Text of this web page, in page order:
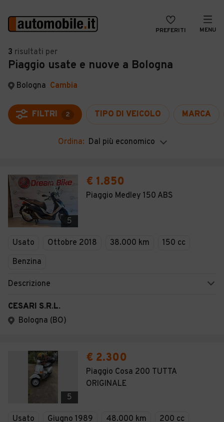
PREFERITI MENU
Auto
Auto usate
Auto Km 0
Auto Nuove
Noleggio a lungo termine
Moto
Camper
Veicoli Commerciali
VENDI
MAGAZINE
ACCEDI
3 risultati per
Piaggio usate e nuove a Bologna
Bologna Cambia
FILTRI 2 TIPO DI VEICOLO MARCA
Ordina: Dal più economico
5
€ 1.850
Piaggio Medley 150 ABS
Usato Ottobre 2018 38.000 km
150 cc
Benzina
Descrizione
CESARI S.R.L.
Bologna (BO)
5
€ 2.300
Piaggio Cosa 200 TUTTA
ORIGINALE
Usato Giugno 1989 48.000 km
200 cc